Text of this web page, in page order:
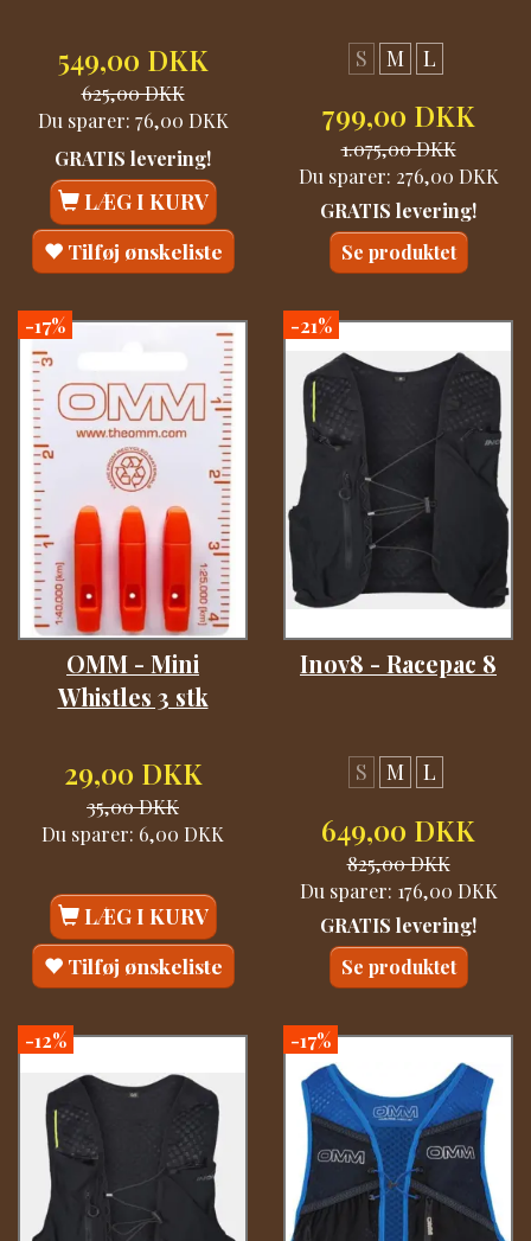
549,00 DKK
625,00 DKK
Du sparer: 76,00 DKK
GRATIS levering!
LÆG I KURV
Tilføj ønskeliste
S M L
799,00 DKK
1.075,00 DKK
Du sparer: 276,00 DKK
GRATIS levering!
Se produktet
-17%
OMM - Mini
Whistles 3 stk
29,00 DKK
35,00 DKK
Du sparer: 6,00 DKK
LÆG I KURV
Tilføj ønskeliste
-21%
Inov8 - Racepac 8
S M L
649,00 DKK
825,00 DKK
Du sparer: 176,00 DKK
GRATIS levering!
Se produktet
-12% -17%